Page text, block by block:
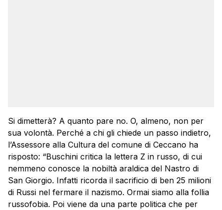
Si dimetterà? A quanto pare no. O, almeno, non per
sua volontà. Perché a chi gli chiede un passo indietro,
l’Assessore alla Cultura del comune di Ceccano ha
risposto: “Buschini critica la lettera Z in russo, di cui
nemmeno conosce la nobiltà araldica del Nastro di
San Giorgio. Infatti ricorda il sacrificio di ben 25 milioni
di Russi nel fermare il nazismo. Ormai siamo alla follia
russofobia. Poi viene da una parte politica che per